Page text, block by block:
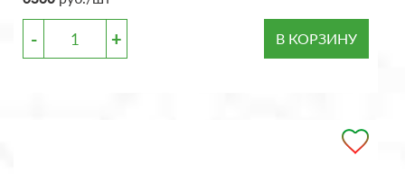
- + В КОРЗИНУ